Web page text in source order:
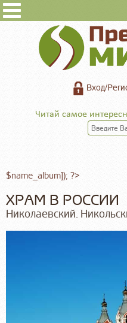
Вход/
Читай самое
$name_album]); ?>
ХРАМ В РОССИИ
Николаевский.